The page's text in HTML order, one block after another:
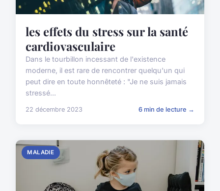
les effets du stress sur la santé
cardiovasculaire
Dans le tourbillon incessant de l'existence
moderne, il est rare de rencontrer quelqu'un qui
peut dire en toute honnêteté : "Je ne suis jamais
stressé...
22 décembre 2023 6 min de lecture →
MALADIE